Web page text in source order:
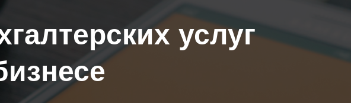
услуг